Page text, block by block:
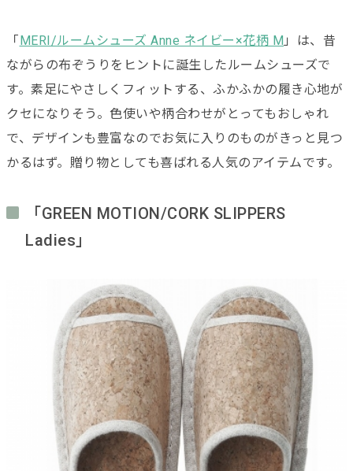
「 MERI/ルームシューズ Anne ネイビー×花柄 M 」は、昔
ながらの布ぞうりをヒントに誕生したルームシューズで
す。素足にやさしくフィットする、ふかふかの履き心地が
クセになりそう。色使いや柄合わせがとってもおしゃれ
で、デザインも豊富なのでお気に入りのものがきっと見つ
かるはず。贈り物としても喜ばれる人気のアイテムです。
「GREEN MOTION/CORK SLIPPERS
Ladies」